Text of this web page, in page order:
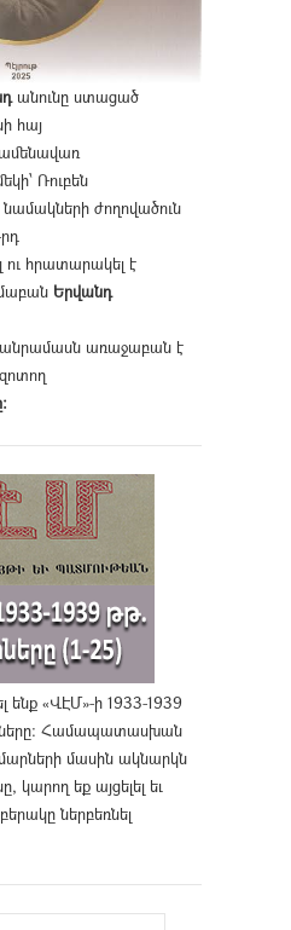
անունը ստացած
հայ
Ռուբեն
ժողովածուն
ու հրատարակել է
Երվանդ
առաջաբան է
ենք «ՎԷՄ»-ի 1933-1939
Համապատասխան
մասին ակնարկն
կարող եք այցելել եւ
ներբեռնել